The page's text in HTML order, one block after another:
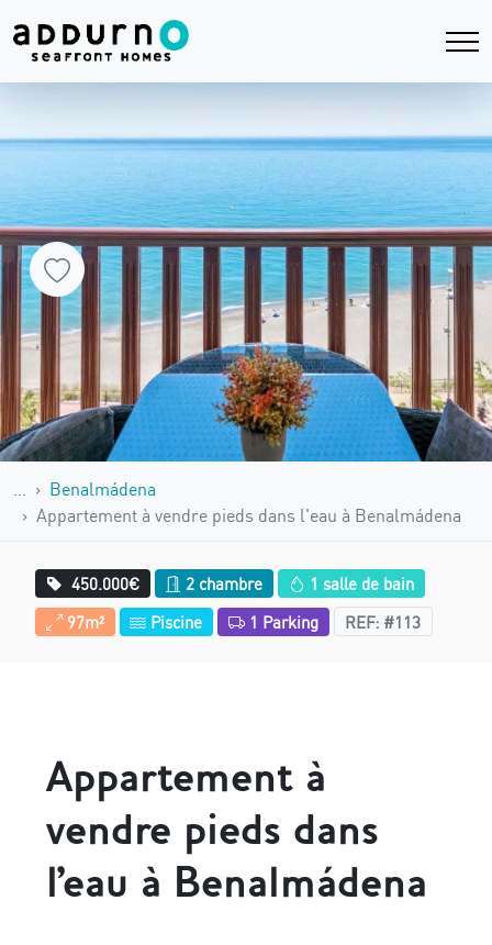
Benalmádena
Appartement à vendre pieds dans l'eau à Benalmádena
450.000€ 2 chambre
1 salle de bain
97m²
Piscine 1 Parking REF: #113
Appartement à
vendre pieds dans
l'eau à Benalmádena